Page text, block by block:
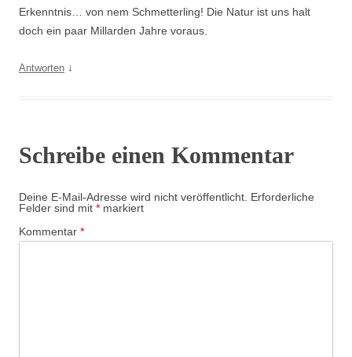
Erkenntnis… von nem Schmetterling! Die Natur ist uns halt
doch ein paar Millarden Jahre voraus.
Antworten ↓
Schreibe einen Kommentar
Deine E-Mail-Adresse wird nicht veröffentlicht. Erforderliche
Felder sind mit * markiert
Kommentar *